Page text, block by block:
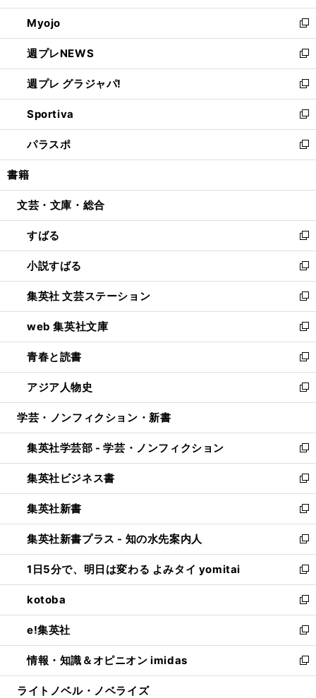
開
く
ウ
で
開
く
ン
ド
ウ
で
開
く
ウ
ィ
ン
ド
ウ
で
開
く
Myojo
新
し
い
ウ
ィ
ン
ド
ウ
で
開
週プレNEWS
新
し
い
ウ
ィ
ン
ド
ウ
開
週プレ グラジャパ!
新
し
い
ウ
ィ
ン
ウ
開
く
Sportiva
新
し
い
ウ
ン
ウ
で
開
く
パラスポ
新
し
ウ
ン
ド
ウ
で
開
く
書籍
文芸・文庫・総合
すばる
新
し
い
ウ
ィ
ン
ド
ウ
で
開
く
小説すばる
新
し
い
ウ
ィ
ン
ド
ウ
で
開
集英社 文芸ステーション
新
し
い
ウ
ィ
ン
ド
ウ
開
く
web 集英社文庫
新
し
い
ウ
ィ
ン
ウ
で
開
く
青春と読書
新
し
い
ウ
ン
ド
ウ
で
開
く
アジア人物史
新
し
ウ
ィ
ン
ド
ウ
で
開
く
学芸・ノンフィクション・新書
集英社学芸部 - 学芸・ノンフィクション
新
し
い
ウ
ィ
ン
ド
ウ
で
開
く
集英社ビジネス書
新
し
い
ウ
ィ
ン
ド
ウ
で
開
く
集英社新書
新
し
い
ウ
ィ
ン
ド
ウ
で
開
く
集英社新書プラス - 知の水先案内人
新
し
い
ウ
ィ
ン
ド
ウ
で
開
1日5分で、明日は変わる よみタイ yomitai
新
し
い
ウ
ィ
ン
ド
ウ
kotoba
新
し
い
ウ
ィ
ン
e!集英社
新
し
い
ウ
情報・知識＆オピニオン imidas
新
し
ライトノベル・ノベライズ